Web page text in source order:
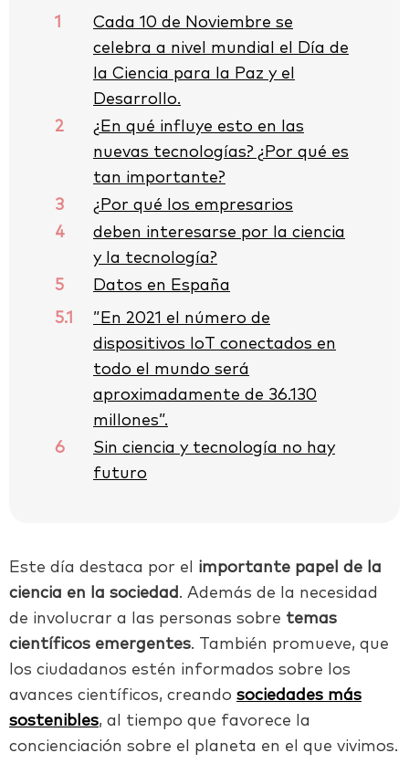
1
Cada 10 de Noviembre se
celebra a nivel mundial el Día de
la Ciencia para la Paz y el
Desarrollo.
2
¿En qué influye esto en las
nuevas tecnologías? ¿Por qué es
tan importante?
3
¿Por qué los empresarios
4
deben interesarse por la ciencia
y la tecnología?
5
Datos en España
5.1
”En 2021 el número de
dispositivos IoT conectados en
todo el mundo será
aproximadamente de 36.130
millones”.
6
Sin ciencia y tecnología no hay
futuro
Este día destaca por el
importante papel de la
ciencia en la sociedad . Además de la necesidad
de involucrar a las personas sobre temas
científicos emergentes. También promueve, que
los ciudadanos estén informados sobre los
avances científicos, creando sociedades más
sostenibles, al tiempo que favorece la
concienciación sobre el planeta en el que vivimos.